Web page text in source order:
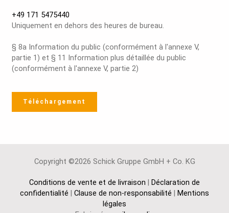
+49 171 5475440
Uniquement en dehors des heures de bureau.
§ 8a Information du public (conformément à l'annexe V,
partie 1) et § 11 Information plus détaillée du public
(conformément à l'annexe V, partie 2)
Téléchargement
Copyright ©2026 Schick Gruppe GmbH + Co. KG
Conditions de vente et de livraison | Déclaration de
confidentialité | Clause de non-responsabilité | Mentions
légales